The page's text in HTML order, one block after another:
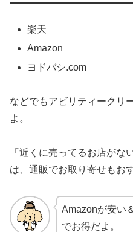
楽天
Amazon
ヨドバシ.com
などでもアビリティークリ
よ。
「近くに売ってるお店がな
は、通販でお取り寄せもお
Amazonが安い
でお得だよ。